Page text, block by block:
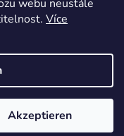
webu neustále
Více
Akzeptieren
Rechte vorbehalten.